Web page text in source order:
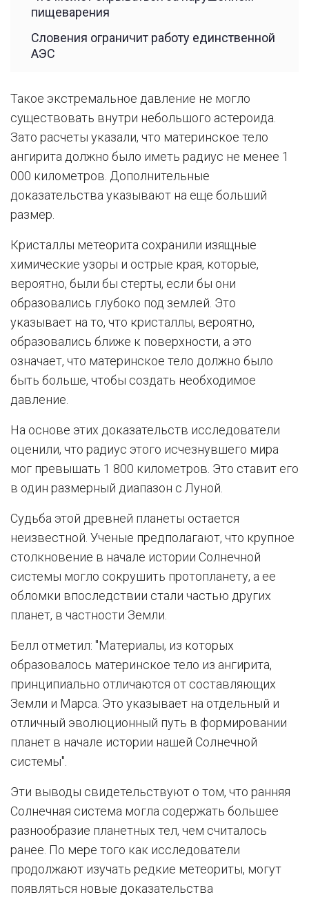
пищеварения
Словения ограничит работу единственной
АЭС
Такое экстремальное давление не могло
существовать внутри небольшого астероида.
Зато расчеты указали, что материнское тело
ангирита должно было иметь радиус не менее 1
000 километров. Дополнительные
доказательства указывают на еще больший
размер.
Кристаллы метеорита сохранили изящные
химические узоры и острые края, которые,
вероятно, были бы стерты, если бы они
образовались глубоко под землей. Это
указывает на то, что кристаллы, вероятно,
образовались ближе к поверхности, а это
означает, что материнское тело должно было
быть больше, чтобы создать необходимое
давление.
На основе этих доказательств исследователи
оценили, что радиус этого исчезнувшего мира
мог превышать 1 800 километров. Это ставит его
в один размерный диапазон с Луной.
Судьба этой древней планеты остается
неизвестной. Ученые предполагают, что крупное
столкновение в начале истории Солнечной
системы могло сокрушить протопланету, а ее
обломки впоследствии стали частью других
планет, в частности Земли.
Белл отметил: "Материалы, из которых
образовалось материнское тело из ангирита,
принципиально отличаются от составляющих
Земли и Марса. Это указывает на отдельный и
отличный эволюционный путь в формировании
планет в начале истории нашей Солнечной
системы".
Эти выводы свидетельствуют о том, что ранняя
Солнечная система могла содержать большее
разнообразие планетных тел, чем считалось
ранее. По мере того как исследователи
продолжают изучать редкие метеориты, могут
появляться новые доказательства